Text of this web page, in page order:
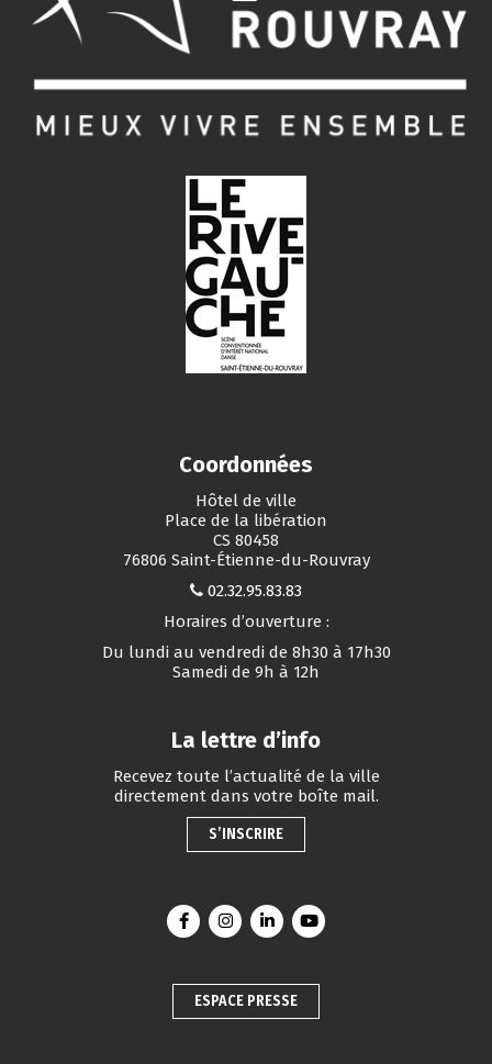
Coordonnées
Hôtel de ville
Place de la libération
CS 80458
76806 Saint-Étienne-du-Rouvray
02.32.95.83.83
Horaires d’ouverture :
Du lundi au vendredi de 8h30 à 17h30
Samedi de 9h à 12h
La lettre d’info
Recevez toute l’actualité de la ville
directement dans votre boîte mail.
S’INSCRIRE
Lien vers le compte Facebook
Lien vers le compte Instagram
Lien vers le compte Linkedin
Lien vers la chaîne
ESPACE PRESSE